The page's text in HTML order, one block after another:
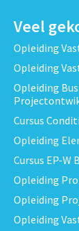
Veel
Opleiding
Opleiding
Opleiding
Cursus
Opleiding
Cursus EP-W
Opleiding
Opleiding
Opleiding